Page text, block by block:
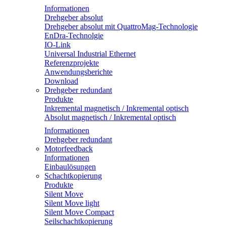
Informationen
Drehgeber absolut
Drehgeber absolut mit QuattroMag-Technologie
EnDra-Technolgie
IO-Link
Universal Industrial Ethernet
Referenzprojekte
Anwendungsberichte
Download
Drehgeber redundant
Produkte
Inkremental magnetisch / Inkremental optisch
Absolut magnetisch / Inkremental optisch
Informationen
Drehgeber redundant
Motorfeedback
Informationen
Einbaulösungen
Schachtkopierung
Produkte
Silent Move
Silent Move light
Silent Move Compact
Seilschachtkopierung